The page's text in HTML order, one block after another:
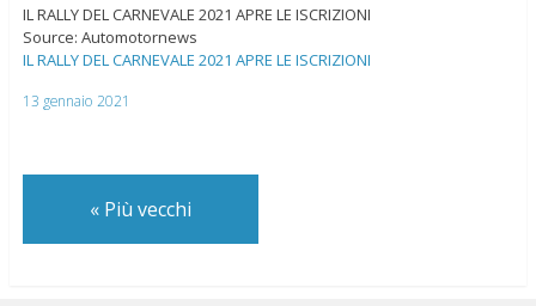
IL RALLY DEL CARNEVALE 2021 APRE LE ISCRIZIONI
Source: Automotornews
IL RALLY DEL CARNEVALE 2021 APRE LE ISCRIZIONI
13 gennaio 2021
«Più vecchi